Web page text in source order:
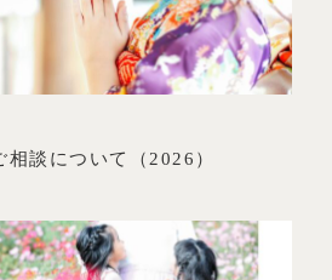
談について（2026）